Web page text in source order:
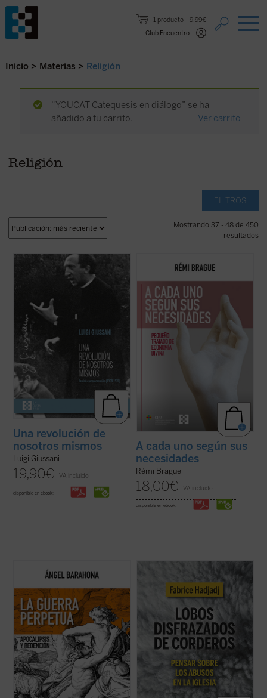
1 producto
9,99€
Club Encuentro
Saltar al contenido.
Inicio > Materias > Religión
“YOUCAT Catequesis en diálogo” se ha
añadido a tu carrito.
Ver carrito
Religión
FILTROS
Mostrando 37 - 48 de 450
resultados
Los textos reunidos en este libro
pertenecen a un momento delicado y
crucial de la historia de Comunión y
Liberación (CL). Se remontan a los años
nacida de don Giussani en 1954 sufrió una
profunda ...(ver ficha)
Una revolución de
nosotros mismos
Luigi Giussani
19,90€ IVA incluido
disponible en ebook:
Este «pequeño tratado» es la continuación
de los estudios emblemáticos de Rémi
una sucesión de breves capítulos expone
una teoría de la Providencia divina en la que
Dios provee a todos los ...(ver ficha)
A cada uno según sus
necesidades
Rémi Brague
18,00€ IVA incluido
disponible en ebook:
Las preguntas que surgen en este ensayo
son inquietantes: ¿por qué la hostilidad
permanente a lo largo de la historia de la
humanidad y podemos sospechar que lo
seguirá siendo? ¿Por qué la actividad ...(ver
ficha)
lobos se disfrazan de corderos». Una
denuncia de la mentira, la impostura y la
credulidad. Un alegato a favor de la fe. Un
ensayo vigorizante, ejemplar por su ...